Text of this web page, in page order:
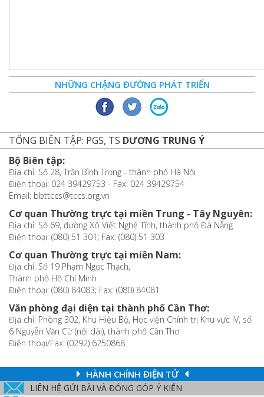
NHỮNG CHẶNG ĐƯỜNG PHÁT TRIỂN
TỔNG BIÊN TẬP: PGS, TS DƯƠNG TRUNG Ý
Bộ Biên tập:
Địa chỉ: Số 28, Trần Bình Trọng - thành phố Hà Nội
Điện thoại: 024 39429753 - Fax: 024 39429754
Email: bbttccs@tccs.org.vn
Cơ quan Thường trực tại miền Trung - Tây Nguyên:
Địa chỉ: Số 69, đường Xô Viết Nghệ Tĩnh, thành phố Đà Nẵng
Điện thoại: (080) 51 301; Fax: (080) 51 303
Cơ quan Thường trực tại miền Nam:
Địa chỉ: Số 19 Phạm Ngọc Thạch,
Thành phố Hồ Chí Minh
Điện thoại: (080) 84083; Fax: (080) 84081
Văn phòng đại diện tại thành phố Cần Thơ:
Địa chỉ: Phòng 302, Khu Hiệu Bộ, Học viện Chính trị Khu vực IV, số
6 Nguyễn Văn Cừ (nối dài), thành phố Cần Thơ
Điện thoại/Fax: (0292) 6250868
HÀNH CHÍNH ĐIỆN TỬ
LIÊN HỆ GỬI BÀI VÀ ĐÓNG GÓP Ý KIẾN